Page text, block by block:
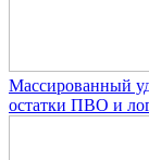
Массированный
остатки ПВО и